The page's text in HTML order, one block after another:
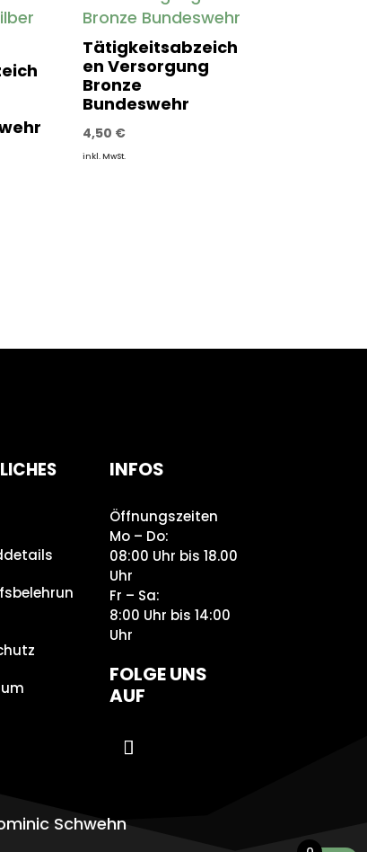
Tätigkeitsabzeich
en Versorgung
Bronze
Bundeswehr
4,50 €
inkl. MwSt.
INFOS
Öffnungszeiten
Mo – Do:
08:00 Uhr bis 18.00
Uhr
Fr – Sa:
8:00 Uhr bis 14:00
Uhr
FOLGE UNS
AUF
Schwehn